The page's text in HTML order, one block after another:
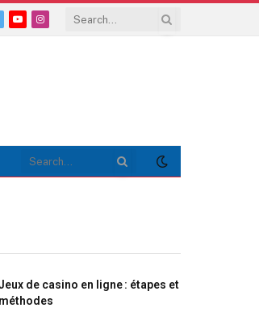
YouTubeInstagram
de casino en ligne : étapes et
méthodes